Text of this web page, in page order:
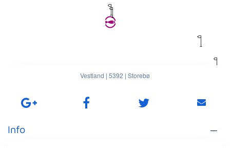
Vestland | 5392 | Storebø
Info